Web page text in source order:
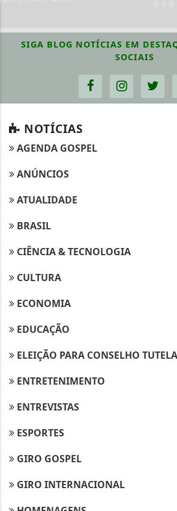
SIGA BLOG NOTÍCIAS EM
SOCIAIS
NOTÍCIAS
AGENDA GOSPEL
ANÚNCIOS
ATUALIDADE
BRASIL
CIÊNCIA & TECNOLOGIA
CULTURA
ECONOMIA
EDUCAÇÃO
ELEIÇÃO PARA CONSELHO
ENTRETENIMENTO
ENTREVISTAS
ESPORTES
GIRO GOSPEL
GIRO INTERNACIONAL
Termos de Uso e Privacidade
Esse site utiliza cookies para
entendemos que você concorda